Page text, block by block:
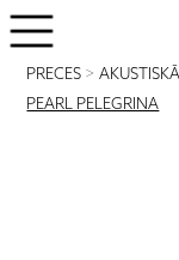
PRECES >
PEARL PELEGRINA